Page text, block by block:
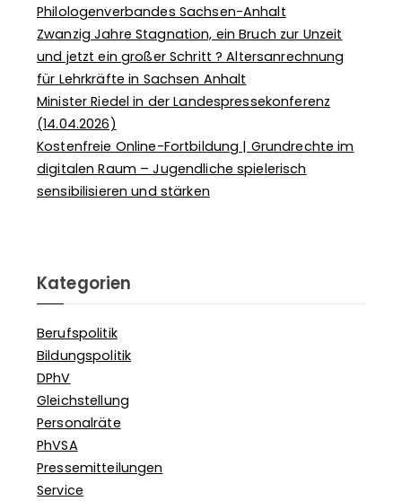
Philologenverbandes Sachsen-Anhalt
Zwanzig Jahre Stagnation, ein Bruch zur Unzeit
und jetzt ein großer Schritt ? Altersanrechnung
für Lehrkräfte in Sachsen Anhalt
Minister Riedel in der Landespressekonferenz
(14.04.2026)
Kostenfreie Online-Fortbildung | Grundrechte im
digitalen Raum – Jugendliche spielerisch
sensibilisieren und stärken
Kategorien
Berufspolitik
Bildungspolitik
DPhV
Gleichstellung
Personalräte
PhVSA
Pressemitteilungen
Service